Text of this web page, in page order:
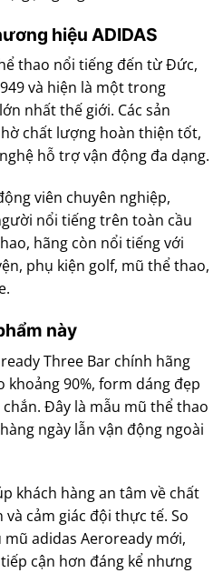
hiệu ADIDAS
thao nổi tiếng đến từ Đức,
và hiện là một trong
nhất thế giới. Các sản
chất lượng hoàn thiện tốt,
hỗ trợ vận động đa dạng.
viên chuyên nghiệp,
nổi tiếng trên toàn cầu
hãng còn nổi tiếng với
phụ kiện golf, mũ thể thao,
này
Three Bar chính hãng
90%, form dáng đẹp
Đây là mẫu mũ thể thao
ngày lẫn vận động ngoài
khách hàng an tâm về chất
cảm giác đội thực tế. So
adidas Aeroready mới,
cận hơn đáng kể nhưng